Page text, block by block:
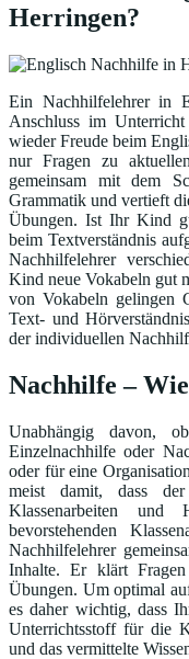
Herringen?
Ein Nachhilfelehrer in
Anschluss im
wieder Freude beim
nur Fragen zu
gemeinsam mit dem
Grammatik und vertieft
Übungen. Ist Ihr Kind
beim Textverständnis
Nachhilfelehrer
Kind neue Vokabeln gut
von Vokabeln gelingen
Text- und
der individuellen
Nachhilfe –
Unabhängig davon,
Einzelnachhilfe oder
oder für eine
meist damit, dass
Klassenarbeiten
bevorstehenden
Nachhilfelehrer
Inhalte. Er klärt
Übungen. Um optimal
es daher wichtig, dass
Unterrichtsstoff für die
und das vermittelte